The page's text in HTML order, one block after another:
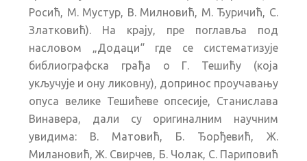
Росић, М. Мустур, В. Милновић, М. Ђуричић, С.
Златковић). На крају, пре поглавља под
насловом „Додаци“ где се систематизује
библиографска грађа о Г. Тешићу (која
укључује и ону ликовну), допринос проучавању
опуса велике Тешићеве опсесије, Станислава
Винавера, дали су оригиналним научним
увидима: В. Матовић, Б. Ђорђевић, Ж.
Милановић, Ж. Свирчев, Б. Чолак, С. Париповић